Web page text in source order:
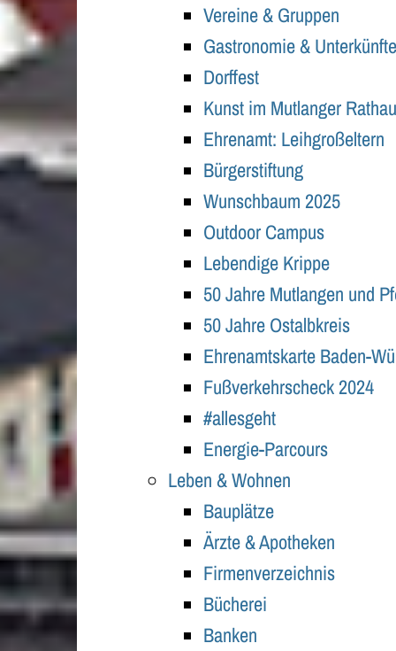
Vereine & Gruppen
Gastronomie & Unterkünfte
Dorffest
Kunst im Mutlanger
Ehrenamt: Leihgroßeltern
Bürgerstiftung
Wunschbaum 2025
Outdoor Campus
Lebendige Krippe
50 Jahre Mutlangen und
50 Jahre Ostalbkreis
Ehrenamtskarte Baden-
Fußverkehrscheck 2024
#allesgeht
Energie-Parcours
Leben & Wohnen
Bauplätze
Ärzte & Apotheken
Firmenverzeichnis
Bücherei
Banken